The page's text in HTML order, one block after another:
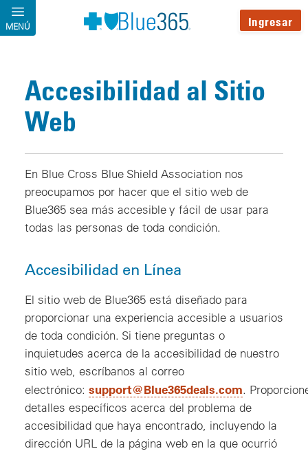
Pasar al contenido principal
MENÚ Ingresar
Accesibilidad al Sitio
Web
En Blue Cross Blue Shield Association nos
preocupamos por hacer que el sitio web de
Blue365 sea más accesible y fácil de usar para
todas las personas de toda condición.
Accesibilidad en Línea
El sitio web de Blue365 está diseñado para
proporcionar una experiencia accesible a usuarios
de toda condición. Si tiene preguntas o
inquietudes acerca de la accesibilidad de nuestro
sitio web, escríbanos al correo
electrónico: support@Blue365deals.com.
detalles específicos acerca del problema de
accesibilidad que haya encontrado, incluyendo la
dirección URL de la página web en la que ocurrió